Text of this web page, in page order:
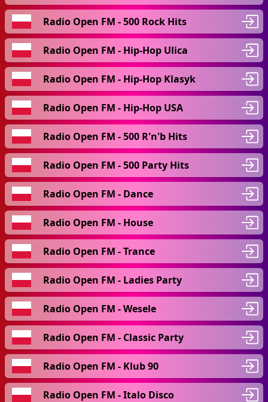
Radio Open FM - 500 Rock Hits
Radio Open FM - Hip-Hop Ulica
Radio Open FM - Hip-Hop Klasyk
Radio Open FM - Hip-Hop USA
Radio Open FM - 500 R'n'b Hits
Radio Open FM - 500 Party Hits
Radio Open FM - Dance
Radio Open FM - House
Radio Open FM - Trance
Radio Open FM - Ladies Party
Radio Open FM - Wesele
Radio Open FM - Classic Party
Radio Open FM - Klub 90
Radio Open FM - Italo Disco